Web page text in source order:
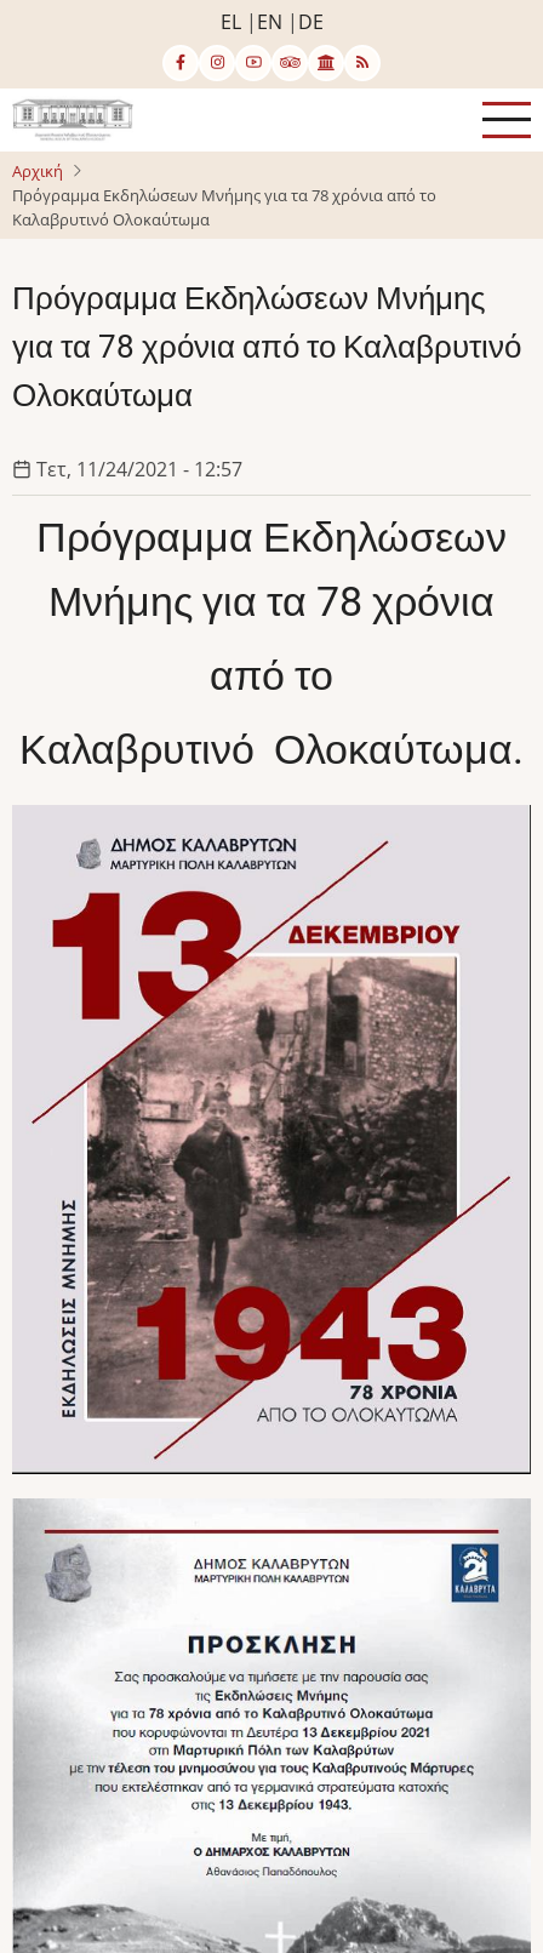
κυρίως
περιεχόμενο
EL EN DE
Αρχική
Πρόγραμμα Εκδηλώσεων Μνήμης για τα 78 χρόνια από το
Καλαβρυτινό Ολοκαύτωμα
Πρόγραμμα Εκδηλώσεων Μνήμης
για τα 78 χρόνια από το Καλαβρυτινό
Ολοκαύτωμα
Τετ, 11/24/2021 - 12:57
Πρόγραμμα Εκδηλώσεων
Μνήμης για τα 78 χρόνια
από το
Καλαβρυτινό Ολοκαύτωμα.